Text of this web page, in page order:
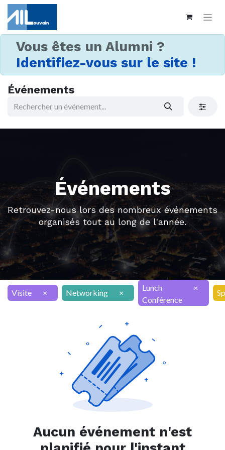
Vous êtes un Alumni ?
Identifiez-vous sur le site !
Événements
Événements
Retrouvez-nous lors des nombreux événements
organisés tout au long de l'année.
Visite × Networking ×
Lunch
Conférence
×
Aucun événement n'est